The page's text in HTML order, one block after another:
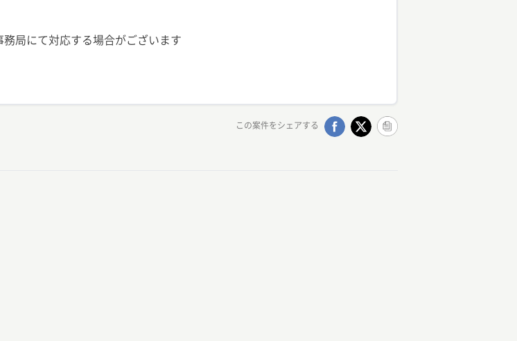
局にて対応する場合がございます
この案件をシェアする